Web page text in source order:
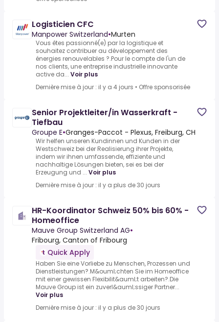
Logisticien CFC
Manpower Switzerland•Murten
Vous êtes passionné(e) par la logistique et
souhaitez contribuer au développement des
énergies renouvelables ?.Pour le compte de l'un de
nos clients, une entreprise industrielle innovante
active da... Voir plus
Dernière mise à jour : il y a 4 jours • Offre sponsorisée
Senior Projektleiter/in Wasserkraft -
Tiefbau
Groupe E•Granges-Paccot - Plexus, Freiburg, CH
Wir helfen unseren Kundinnen und Kunden in der
Westschweiz bei der Realisierung ihrer Projekte,
indem wir ihnen umfassende, effiziente und
nachhaltige Lösungen bieten, sei es bei der
Erzeugung und ... Voir plus
Dernière mise à jour : il y a plus de 30 jours
HR-Koordinator Schweiz 50% bis 60% -
Homeoffice
Mauve Group Switzerland AG•
Fribourg, Canton of Fribourg
Quick Apply
Haben Sie eine Vorliebe zu Menschen, Prozessen und
Dienstleistungen?.M&ouml;chten Sie im Homeoffice
mit einer gewissen Flexibilit&auml;t arbeiten?.Die
Mauve Group ist ein zuverl&auml;ssiger Partner...
Voir plus
Dernière mise à jour : il y a plus de 30 jours